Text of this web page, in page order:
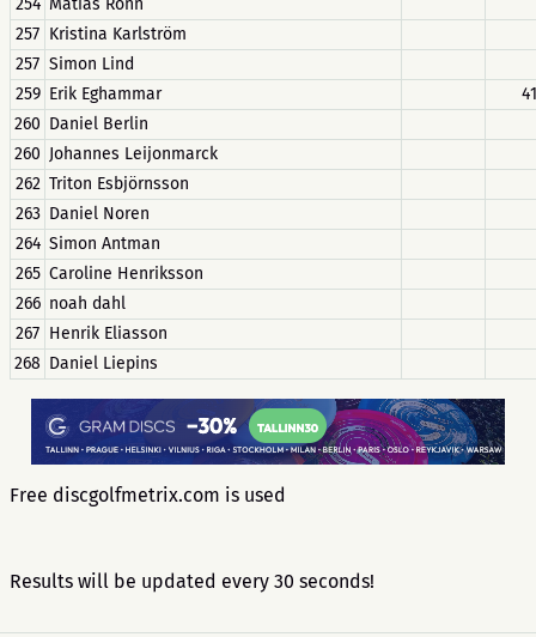
254 Matias Rönn
257 Kristina Karlström
257 Simon Lind
259 Erik Eghammar
41
260 Daniel Berlin
260 Johannes Leijonmarck
262 Triton Esbjörnsson
263 Daniel Noren
264 Simon Antman
265 Caroline Henriksson
266 noah dahl
267 Henrik Eliasson
268 Daniel Liepins
Free discgolfmetrix.com is used
Results will be updated every 30 seconds!